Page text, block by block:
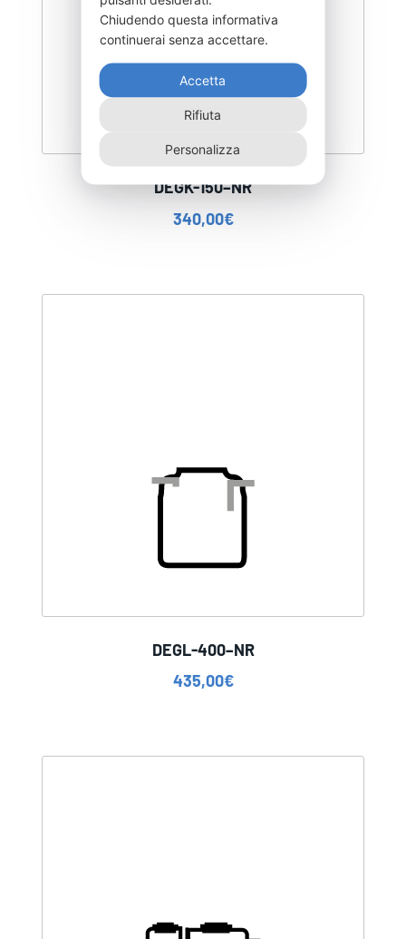
DEGK-150–NR
340,00€
DEGL-400–NR
435,00€
Chiudendo questa informativa
continuerai senza accettare.
Accetta
Rifiuta
Personalizza